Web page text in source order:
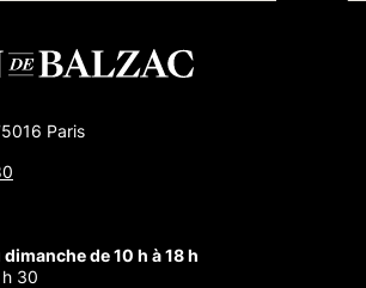
Paris
de Balzac
Maison de Balzac
: Maison de Balzac
: Maison de Balzac
de 10 h à 18 h
30